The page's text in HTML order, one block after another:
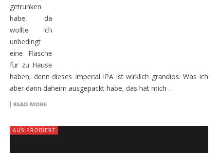
getrunken
habe, da
wollte ich
unbedingt
eine Flasche
für zu Hause
haben, denn dieses Imperial IPA ist wirklich grandios. Was ich
aber dann daheim ausgepackt habe, das hat mich …
READ MORE
AUS PROBIERT